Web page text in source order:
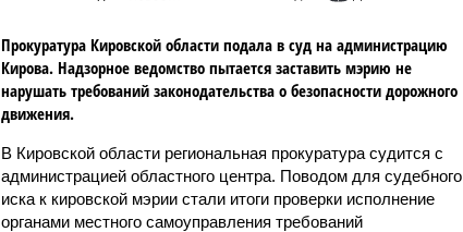
Прокуратура Кировской области подала в суд на администрацию
Кирова. Надзорное ведомство пытается заставить мэрию не
нарушать требований законодательства о безопасности дорожного
движения.
В Кировской области региональная прокуратура судится с
администрацией областного центра. Поводом для судебного
иска к кировской мэрии стали итоги проверки исполнение
органами местного самоуправления требований